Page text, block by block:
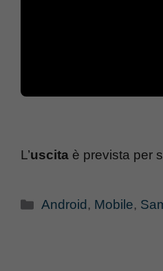
L’uscita è prevista per
Categorie
Android , Mobile,